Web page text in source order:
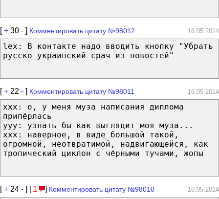
[+ 30 - ] Комментировать цитату №98012 16.05.2014
lex: В контакте надо вводить кнопку "Убрать
русско-украинский срач из новостей"
[+ 22 - ] Комментировать цитату №98011 16.05.2014
xxx: о, у меня муза написания диплома
припёрлась
yyy: узнать бы как выглядит моя муза...
xxx: наверное, в виде большой такой,
огромной, неотвратимой, надвигающейся, как
тропический циклон с чёрными тучами, жопы
[+ 24 - ] [ 1 ] Комментировать цитату №98010 16.05.2014